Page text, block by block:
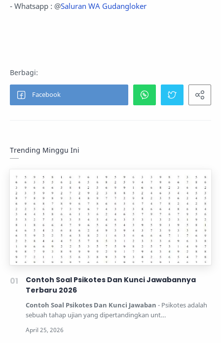
- Whatsapp : @Saluran WA Gudangloker
Trending Minggu Ini
Contoh Soal Psikotes Dan Kunci Jawabannya
Terbaru 2026
Contoh Soal Psikotes Dan Kunci Jawaban - Psikotes adalah
sebuah tahap ujian yang dipertandingkan unt…